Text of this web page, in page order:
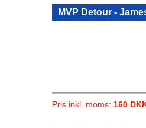
MVP Detour -
Pris inkl. moms: 160